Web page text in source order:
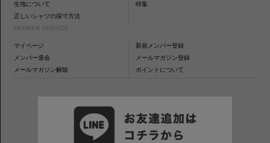
生地について
特集
正しいシャツの採寸方法
MEMBER SERVICE
マイページ
新規メンバー登録
メンバー退会
メールマガジン登録
メールマガジン解除
ポイントについて